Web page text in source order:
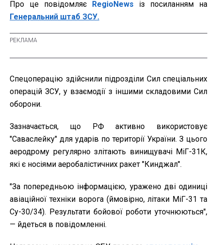
Про це повідомляє RegioNews із посиланням на
Генеральний штаб ЗСУ.
Спецоперацію здійснили підрозділи Сил спеціальних
операцій ЗСУ, у взаємодії з іншими складовими Сил
оборони.
Зазначається, що РФ активно використовує
"Саваслейку" для ударів по території України. З цього
аеродрому регулярно злітають винищувачі МіГ-31К,
які є носіями аеробалістичних ракет "Кинджал".
"За попередньою інформацією, уражено дві одиниці
авіаційної техніки ворога (ймовірно, літаки МіГ-31 та
Су-30/34). Результати бойової роботи уточнюються",
— йдеться в повідомленні.